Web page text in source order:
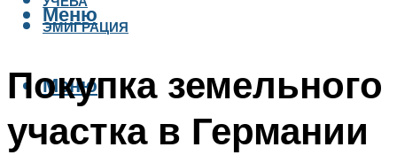
ЭМИГРАЦИЯ
Меню
Меню
Покупка земельного
участка в Германии